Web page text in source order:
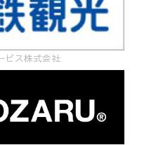
ビス株式会社